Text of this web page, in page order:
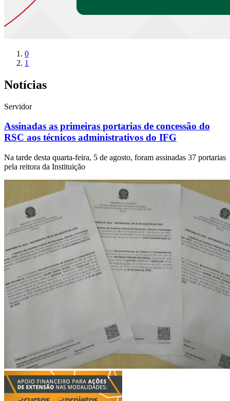
0
1
Notícias
Servidor
Assinadas as primeiras portarias de concessão do
RSC aos técnicos administrativos do IFG
Na tarde desta quarta-feira, 5 de agosto, foram assinadas 37 portarias
pela reitora da Instituição